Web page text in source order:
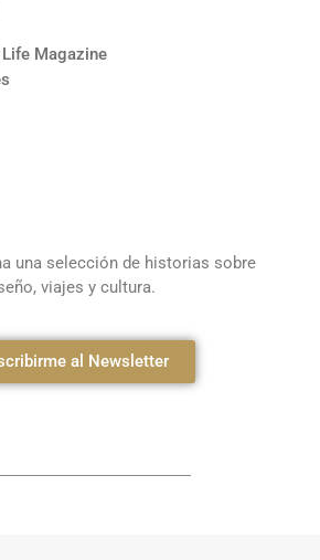
Magazine
una selección de historias sobre
viajes y cultura.
al Newsletter